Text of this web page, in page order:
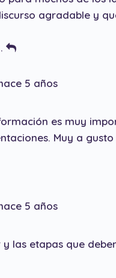
agradable y
5 años
es muy
Muy a gusto
5 años
las etapas que